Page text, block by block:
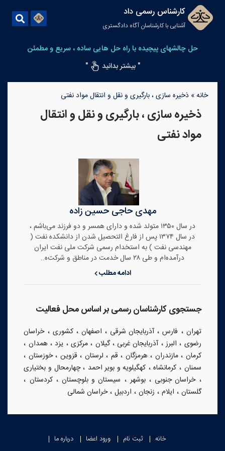
کارشناس رسمی داد
آشنایی با کارشناسان آگاه دادگستری
حل چالشهای پیچیده با راه حل هایی ساده ، سریع و مطمئن
" بیشتر بدانید
"
خانه» ذخیره سازی ، بارگیری و نقل و انتقال مواد نفتی
ذخیره سازی ، بارگیری و نقل و انتقال
مواد نفتی
مهدی حاجی حسین زاده
در سال ۱۳۵۰ متولد شده و دارای همسر و دو فرزند می‌باشم ،
در سال ۱۳۷۴ پس از فارغ التحصیل شدن از دانشکده نفت (
مهندسی نفت ) به استخدام رسمی شرکت ملی نفت ایران
درآمده‌ام و طی ۲۸ سال خدمت در مناطق و شرکت‌ه..
ادامه مطلب
جستجوی کارشناسان رسمی بر اساس محل فعالیت
تهران ، فارس،آذربایجان شرقی ، اصفهان ،کشوری ،خراسان
رضوی ، البرز،آذربایجان غربی ،گیلان ،مرکزی ، یزد،همدان ،
کرمان ،مازندران ،هرمزگان ، قم ، لرستان ، قزوین ،خوزستان ،
سمنان ، کرمانشاه، کهگیلویه و بویر احمد ،چهارمحال و بختیاری
،خراسان جنوبی ،بوشهر، سیستان و بلوچستان،کردستان ،
گلستان ، ایلام ، زنجان ، اردبیل ،خراسان شمالی
خانه ثبت نام ورود اعضا
درباره ما